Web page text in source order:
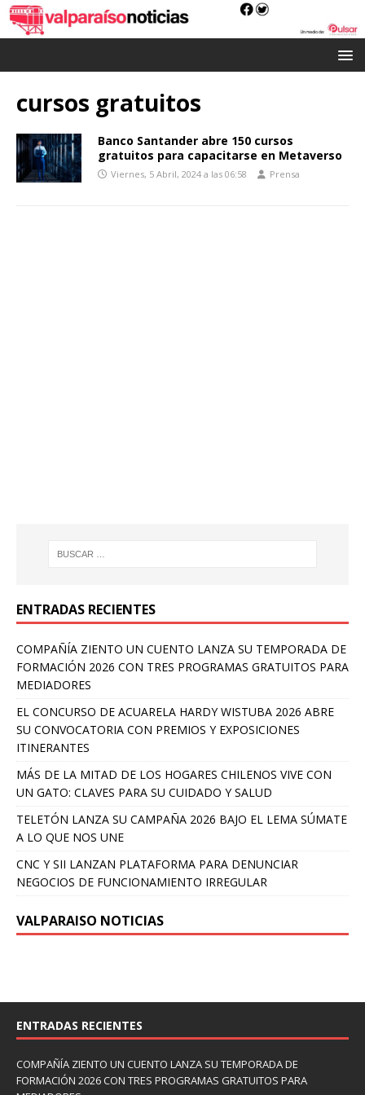
cursos gratuitos
Banco Santander abre 150 cursos
gratuitos para capacitarse en Metaverso
Viernes, 5 Abril, 2024 a las 06:58 Prensa
ENTRADAS RECIENTES
COMPAÑÍA ZIENTO UN CUENTO LANZA SU TEMPORADA DE
FORMACIÓN 2026 CON TRES PROGRAMAS GRATUITOS PARA
MEDIADORES
EL CONCURSO DE ACUARELA HARDY WISTUBA 2026 ABRE
SU CONVOCATORIA CON PREMIOS Y EXPOSICIONES
ITINERANTES
MÁS DE LA MITAD DE LOS HOGARES CHILENOS VIVE CON
UN GATO: CLAVES PARA SU CUIDADO Y SALUD
TELETÓN LANZA SU CAMPAÑA 2026 BAJO EL LEMA SÚMATE
A LO QUE NOS UNE
CNC Y SII LANZAN PLATAFORMA PARA DENUNCIAR
NEGOCIOS DE FUNCIONAMIENTO IRREGULAR
VALPARAISO NOTICIAS
ENTRADAS RECIENTES
COMPAÑÍA ZIENTO UN CUENTO LANZA SU TEMPORADA DE
FORMACIÓN 2026 CON TRES PROGRAMAS GRATUITOS PARA